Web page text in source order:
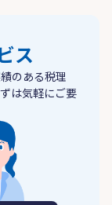
ス
のある税理
は気軽にご要